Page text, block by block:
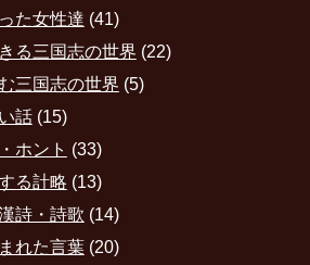
た女性達 (41)
る三国志の世界 (22)
三国志の世界 (5)
話(15)
ホント (33)
る計略 (13)
詩・詩歌 (14)
れた言葉(20)